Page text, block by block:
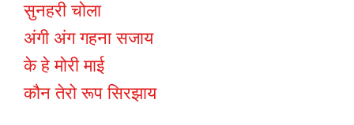
सुनहरी चोला
अंगी अंग गहना सजाय
के हे मोरी माई
कौन तेरो रूप सिरझाय